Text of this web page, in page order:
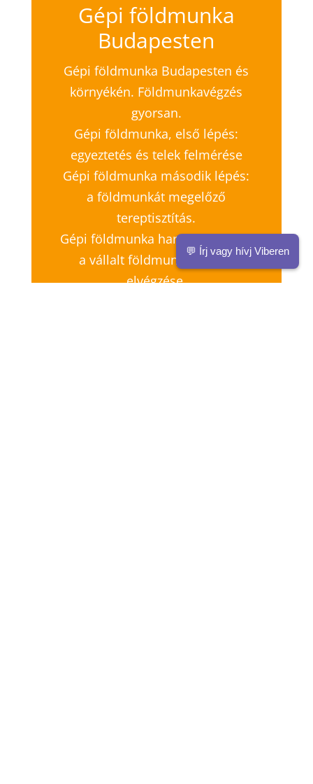
Gépi földmunka
Budapesten
Gépi földmunka Budapesten és
környékén. Földmunkavégzés
gyorsan.
Gépi földmunka, első lépés:
egyeztetés és telek felmérése
Gépi földmunka második lépés:
a földmunkát megelőző
tereptisztítás.
Gépi földmunka harmadik lépés:
a vállalt földmunkák gyors
elvégzése.
💬 Írj vagy hívj Viberen